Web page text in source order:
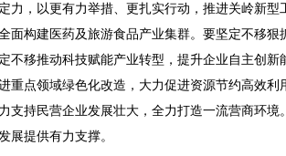
，以更有力举措、更扎实行动，推进关岭新型
构建医药及旅游食品产业集群。要坚定不移狠
移推动科技赋能产业转型，提升企业自主创新
点领域绿色化改造，大力促进资源节约高效利
持民营企业发展壮大，全力打造一流营商环
展提供有力支撑。